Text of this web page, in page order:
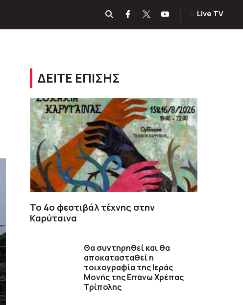
Live TV
ΔΕΙΤΕ ΕΠΙΣΗΣ
To 4ο φεστιβάλ τέχνης στην
Καρύταινα
Θα συντηρηθεί και θα
αποκατασταθεί η
τοιχογραφία της Ιεράς
Μονής της Επάνω Χρέπας
Τρίπολης